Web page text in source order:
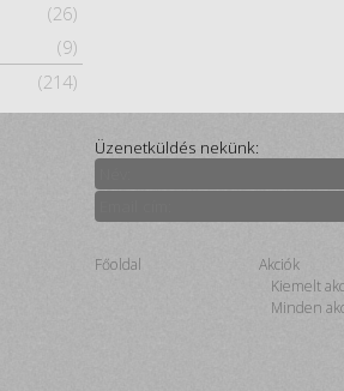
(26)
(9)
(214)
Üzenetküldés nekünk:
Főoldal
Akciók
Kiemelt
Minden